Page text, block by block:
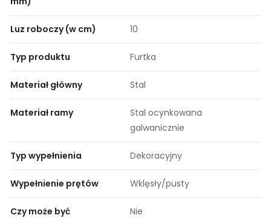
Luz roboczy (w cm) 10
Typ produktu Furtka
Materiał główny Stal
Materiał ramy
Stal ocynkowana
galwanicznie
Typ wypełnienia Dekoracyjny
Wypełnienie prętów Wklęsły/pusty
Czy może być
Nie